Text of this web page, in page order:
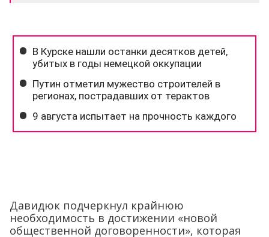
Давидюк подчеркнул крайнюю
необходимость в достижении «новой
общественной договоренности», которая